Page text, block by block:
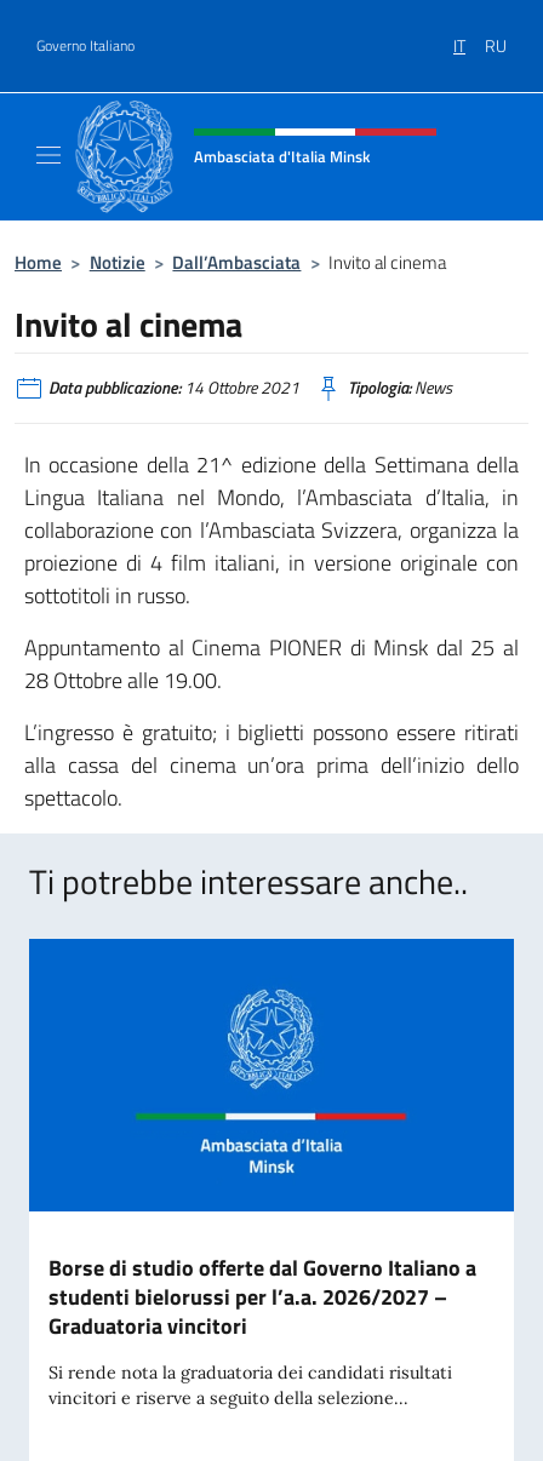
Governo Italiano IT RU
Intestazione sito, social e menù
Ambasciata d'Italia Minsk
Home > Notizie > Dall’Ambasciata > Invito al cinema
Invito al cinema
Data pubblicazione:14 Ottobre 2021 Tipologia:News
In occasione della 21^ edizione della Settimana della
Lingua Italiana nel Mondo, l’Ambasciata d’Italia, in
collaborazione con l’Ambasciata Svizzera, organizza la
proiezione di 4 film italiani, in versione originale con
sottotitoli in russo.
Appuntamento al Cinema PIONER di Minsk dal 25 al
28 Ottobre alle 19.00.
L’ingresso è gratuito; i biglietti possono essere ritirati
alla cassa del cinema un’ora prima dell’inizio dello
spettacolo.
Ti potrebbe interessare anche..
Borse di studio offerte dal Governo Italiano a
studenti bielorussi per l’a.a. 2026/2027 –
Graduatoria vincitori
Si rende nota la graduatoria dei candidati risultati
vincitori e riserve a seguito della selezione...